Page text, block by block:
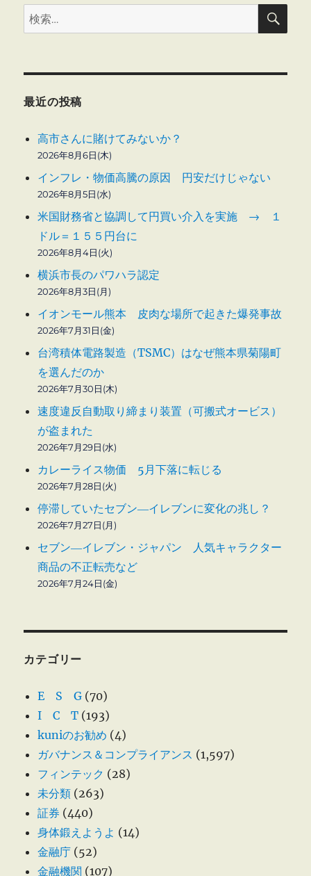
検
索:
検
最近の投稿
高市さんに賭けてみないか？
2026年8月6日(木)
インフレ・物価高騰の原因 円安だけじゃない
2026年8月5日(水)
米国財務省と協調して円買い介入を実施 → １
ドル＝１５５円台に
2026年8月4日(火)
横浜市長のパワハラ認定
2026年8月3日(月)
イオンモール熊本 皮肉な場所で起きた爆発事故
2026年7月31日(金)
台湾積体電路製造（TSMC）はなぜ熊本県菊陽町
を選んだのか
2026年7月30日(木)
速度違反自動取り締まり装置（可搬式オービス）
が盗まれた
2026年7月29日(水)
カレーライス物価 5月下落に転じる
2026年7月28日(火)
停滞していたセブン―イレブンに変化の兆し？
2026年7月27日(月)
セブン―イレブン・ジャパン 人気キャラクター
商品の不正転売など
2026年7月24日(金)
カテゴリー
E S G (70)
I C T (193)
kuniのお勧め (4)
ガバナンス＆コンプライアンス (1,597)
フィンテック (28)
未分類 (263)
証券 (440)
身体鍛えようよ (14)
金融庁 (52)
金融機関 (107)